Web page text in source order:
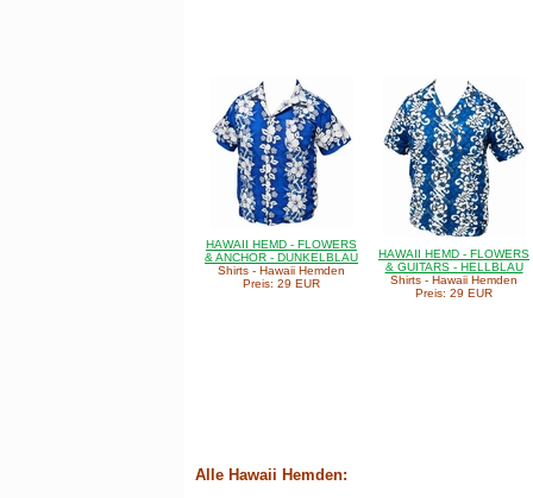
HAWAII HEMD - FLOWERS
& ANCHOR - DUNKELBLAU
Shirts - Hawaii Hemden
Preis: 29 EUR
HAWAII HEMD - FLOWERS
& GUITARS - HELLBLAU
Shirts - Hawaii Hemden
Preis: 29 EUR
Alle Hawaii Hemden: